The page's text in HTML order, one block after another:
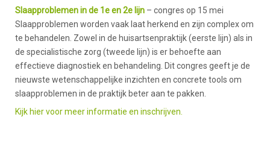
Slaapproblemen in de 1e en 2e lijn – congres op 15 mei
Slaapproblemen worden vaak laat herkend en zijn complex om
te behandelen. Zowel in de huisartsenpraktijk (eerste lijn) als in
de specialistische zorg (tweede lijn) is er behoefte aan
effectieve diagnostiek en behandeling. Dit congres geeft je de
nieuwste wetenschappelijke inzichten en concrete tools om
slaapproblemen in de praktijk beter aan te pakken.
Kijk hier voor meer informatie en inschrijven.